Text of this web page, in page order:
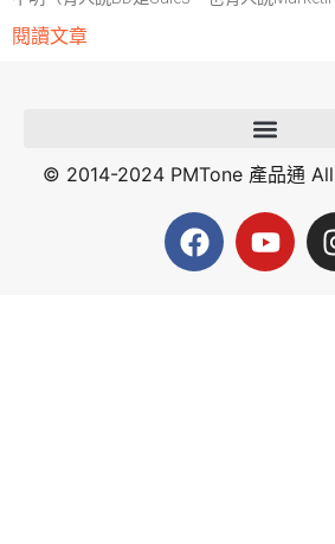
閱讀文章
© 2014-2024 PMTone 產品通